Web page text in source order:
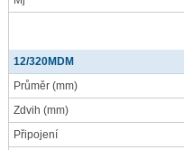
12/320MDM
Průměr (mm)
Zdvih (mm)
Připojení